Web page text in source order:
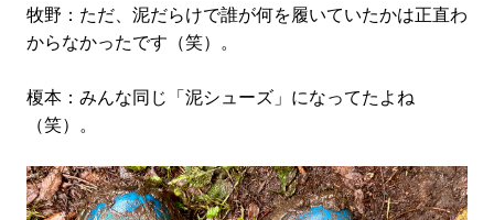
牧野：ただ、泥だらけで誰が何を履いていたかは正直わ
からなかったです（笑）。
榎本：みんな同じ「泥シューズ」になってたよね
（笑）。